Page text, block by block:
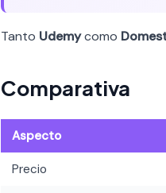
Tanto Udemycomo
Comparativa
Aspecto
Precio